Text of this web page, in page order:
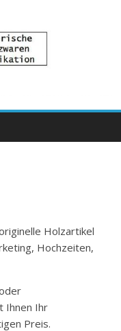
Holzartikel
Hochzeiten,
Ihnen Ihr
Preis.